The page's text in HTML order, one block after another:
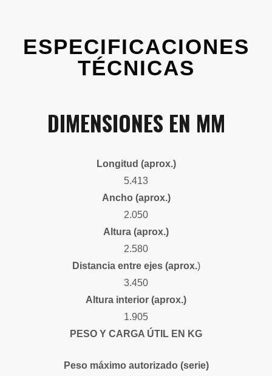
ESPECIFICACIONES
TÉCNICAS
DIMENSIONES EN MM
Longitud (aprox.)
5.413
Ancho (aprox.)
2.050
Altura (aprox.)
2.580
Distancia entre ejes (aprox.)
3.450
Altura interior (aprox.)
1.905
PESO Y CARGA ÚTIL EN KG
Peso máximo autorizado (serie)